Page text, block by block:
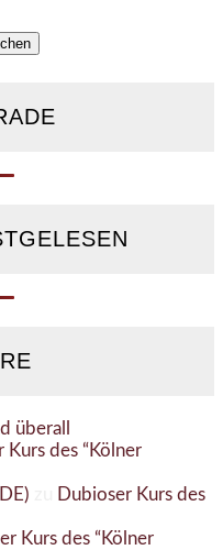
überall
Kurs des “Kölner
Dubioser Kurs des
Kurs des “Kölner